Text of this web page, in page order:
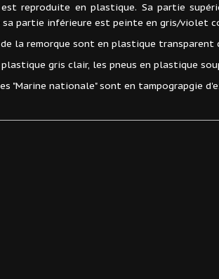
est reproduite en plastique. Sa partie
partie inférieure est peinte en gris/violet
la remorque sont en plastique transparent
gris clair, les pneus en plastique
"Marine nationale" sont en tampograpgie